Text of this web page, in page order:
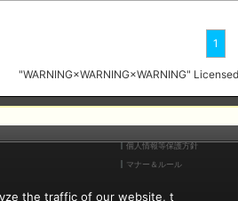
1
"WARNING×WARNING×WARNING"
個人情報等保護方針
マナー＆ルール
the traffic of our website, t